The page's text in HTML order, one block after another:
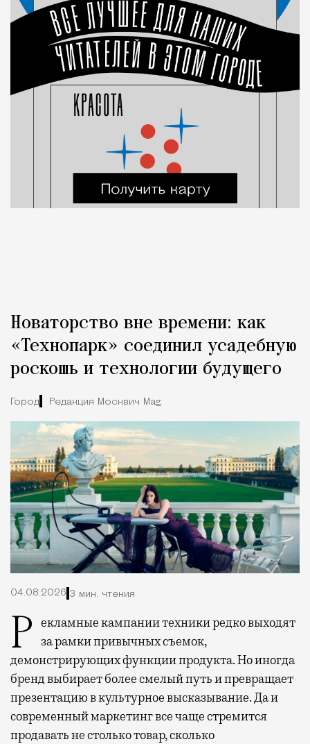
Новаторство вне времени: как
«Технопарк» соединил усадебную
роскошь и технологии будущего
Город Редакция Москвич Mag
04.08.2026 3 мин. чтения
Рекламные кампании техники редко выходят
за рамки привычных съемок,
демонстрирующих функции продукта. Но иногда
бренд выбирает более смелый путь и превращает
презентацию в культурное высказывание. Да и
современный маркетинг все чаще стремится
продавать не столько товар, сколько